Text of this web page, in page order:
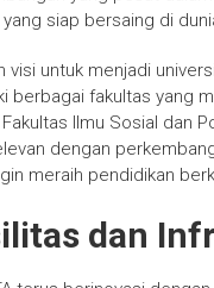
yang siap bersaing di
visi untuk menjadi
berbagai fakultas yang
Fakultas Ilmu Sosial dan
dengan
meraih pendidikan
dan